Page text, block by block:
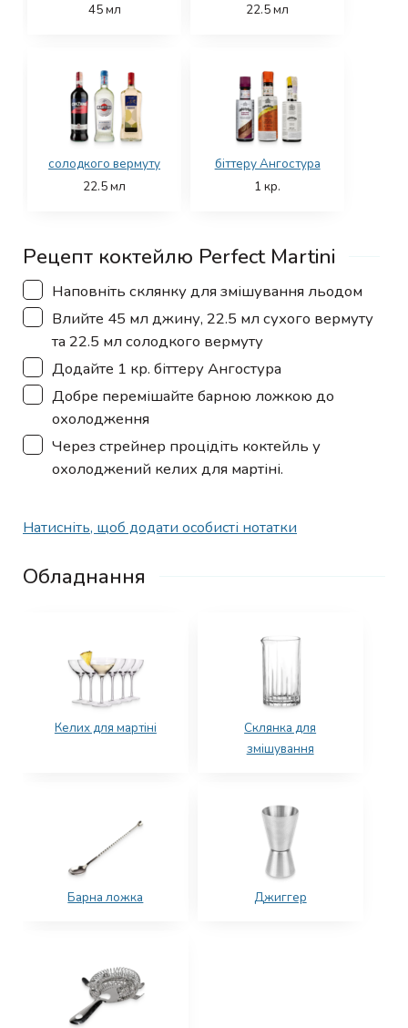
45мл
22.5мл
солодкого вермуту
22.5мл
біттеру Ангостура
1 кр.
Рецепт коктейлю Perfect Martini
▢
Наповніть склянку для змішування льодом
▢
Влийте 45 мл джину, 22.5 мл сухого вермуту
та 22.5 мл солодкого вермуту
▢
Додайте 1 кр. біттеру Ангостура
▢
Добре перемішайте барною ложкою до
охолодження
▢
Через стрейнер процідіть коктейль у
охолоджений келих для мартіні.
Натисніть, щоб додати особисті нотатки
Обладнання
Келих для мартіні
Склянка для
змішування
Барна ложка Джиггер